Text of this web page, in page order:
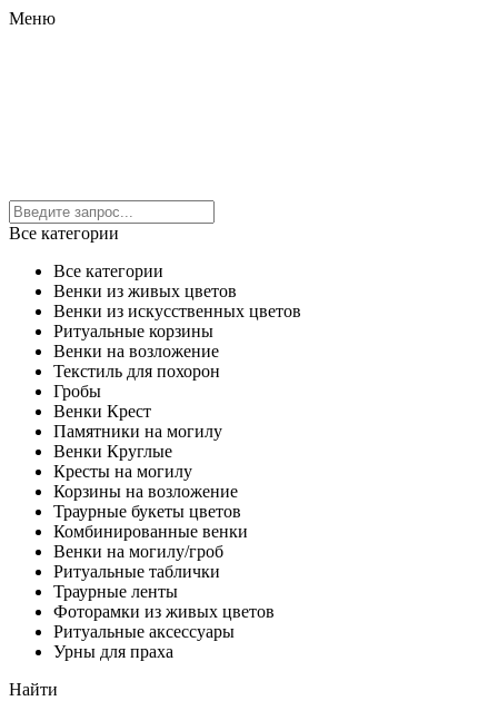
Меню
Все категории
Все категории
Венки из живых цветов
Венки из искусственных цветов
Ритуальные корзины
Венки на возложение
Текстиль для похорон
Гробы
Венки Крест
Памятники на могилу
Венки Круглые
Кресты на могилу
Корзины на возложение
Траурные букеты цветов
Комбинированные венки
Венки на могилу/гроб
Ритуальные таблички
Траурные ленты
Фоторамки из живых цветов
Ритуальные аксессуары
Урны для праха
Найти